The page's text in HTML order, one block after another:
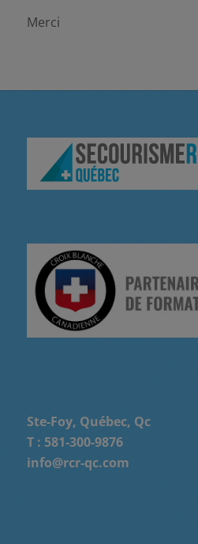
Merci
Ste-Foy, Québec, Qc
T : 581-300-9876
info@rcr-qc.com